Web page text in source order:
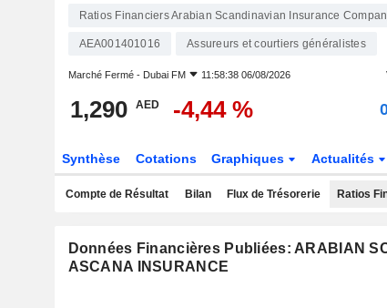
Ratios Financiers Arabian Scandinavian Insurance
AEA001401016 Assureurs et courtiers généralistes
Marché Fermé - Dubai FM 11:58:38 06/08/2026
1,290 AED -4,44 %
Synthèse Cotations Graphiques Actualités
Compte de Résultat Bilan Flux de Trésorerie Ratios
Données Financières Publiées: ARABIAN
ASCANA INSURANCE